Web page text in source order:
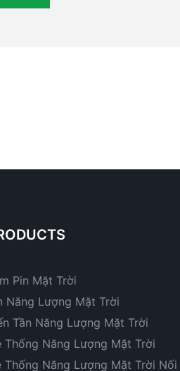
Pin Mặt Trời
Năng Lượng Mặt Trời
Tần Năng Lượng Mặt Trời
Thống Năng Lượng Mặt Trời
Thống Năng Lượng Mặt Trời Nối